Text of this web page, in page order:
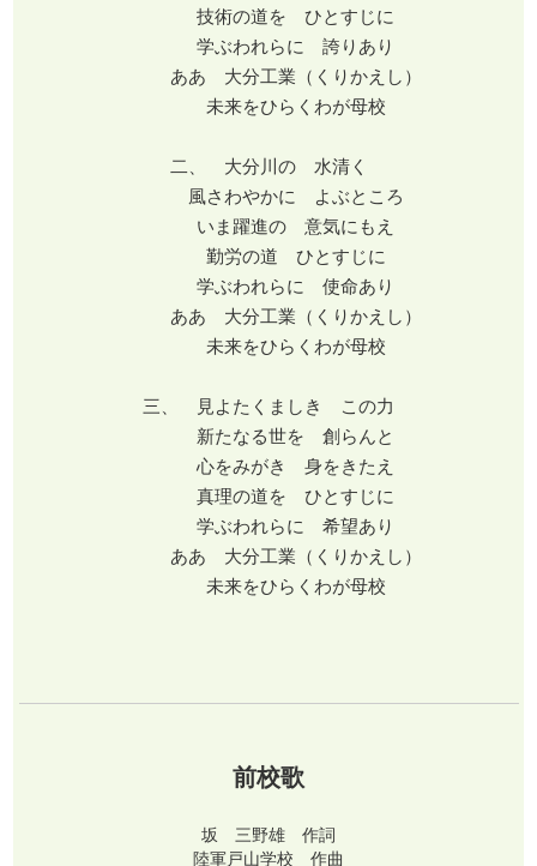
技術の道を ひとすじに
学ぶわれらに 誇りあり
ああ 大分工業（くりかえし）
未来をひらくわが母校
二、 大分川の 水清く
風さわやかに よぶところ
いま躍進の 意気にもえ
勤労の道 ひとすじに
学ぶわれらに 使命あり
ああ 大分工業（くりかえし）
未来をひらくわが母校
三、 見よたくましき この力
新たなる世を 創らんと
心をみがき 身をきたえ
真理の道を ひとすじに
学ぶわれらに 希望あり
ああ 大分工業（くりかえし）
未来をひらくわが母校
前校歌
坂 三野雄 作詞
陸軍戸山学校 作曲